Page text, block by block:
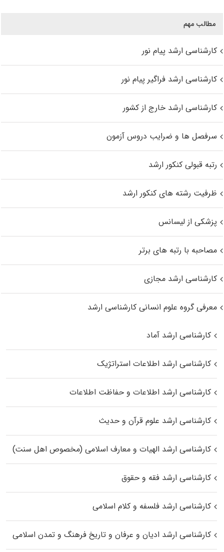
مطالب مهم
کارشناسی ارشد پیام نور
کارشناسی ارشد فراگیر پیام نور
کارشناسی ارشد خارج از کشور
سرفصل ها و ضرایب دروس آزمون
رتبه قبولی کنکور ارشد
ظرفیت رشته های کنکور ارشد
پزشکی از لیسانس
مصاحبه با رتبه های برتر
کارشناسی ارشد مجازی
معرفی گروه علوم انسانی کارشناسی ارشد
کارشناسی ارشد آماد
کارشناسی ارشد اطلاعات استراتژیک
کارشناسی ارشد اطلاعات و حفاظت اطلاعات
کارشناسی ارشد علوم قرآن و حدیث
کارشناسی ارشد الهیات و معارف اسلامی (مخصوص اهل سنت)
کارشناسی ارشد فقه و حقوق
کارشناسی ارشد فلسفه و کلام اسلامی
کارشناسی ارشد ادیان و عرفان و تاریخ فرهنگ و تمدن اسلامی